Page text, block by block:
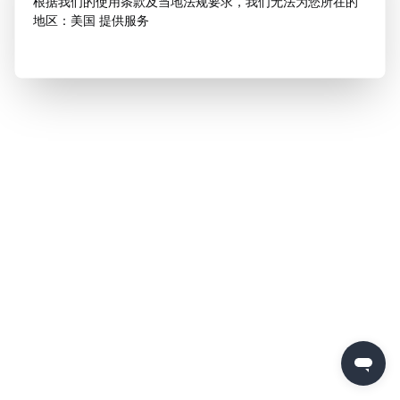
地区：美国 提供服务